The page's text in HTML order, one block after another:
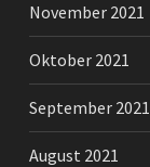
November 2021
Oktober 2021
September 2021
August 2021